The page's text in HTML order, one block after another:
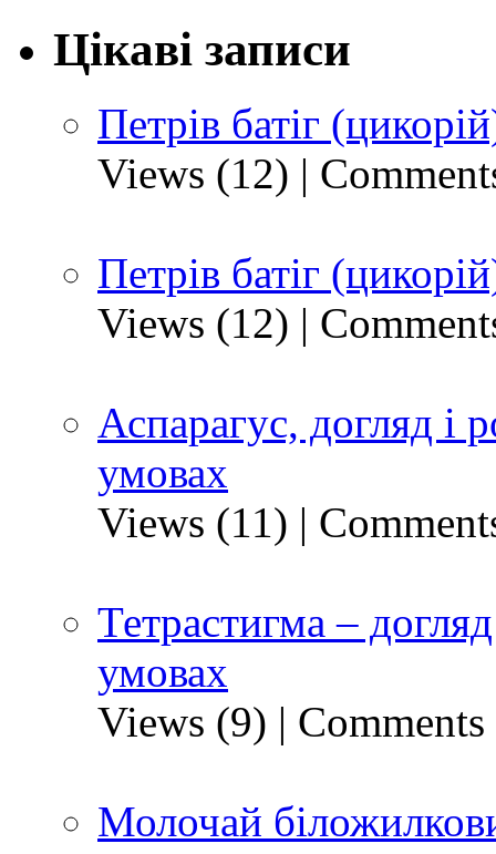
Цікаві записи
Петрів батіг
Views (12) |
Петрів батіг
Views (12) |
Аспарагус, догляд і
умовах
Views (11) |
Тетрастигма –
умовах
Views (9) |
Молочай